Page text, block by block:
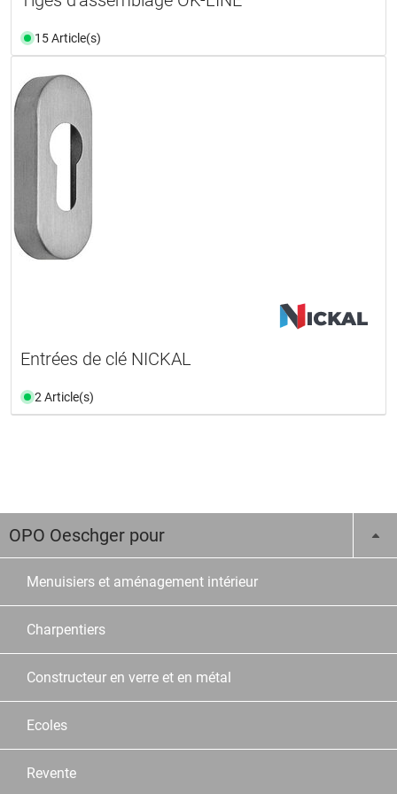
15 Article(s)
Entrées de clé NICKAL
2 Article(s)
OPO Oeschger pour
Menuisiers et aménagement intérieur
Charpentiers
Constructeur en verre et en métal
Ecoles
Revente